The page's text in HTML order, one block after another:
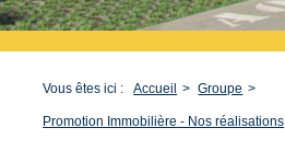
Vous êtes ici : Accueil Groupe
Promotion Immobilière - Nos réalisations